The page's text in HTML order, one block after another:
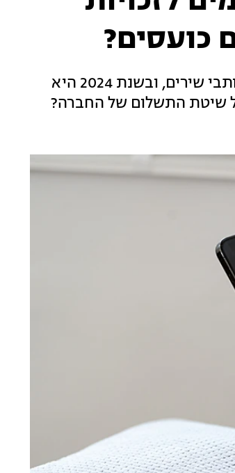
כועסים?
חברת ספוטיפיי משלמת יותר ויותר בכל שנה לאומנים ולכותבי שירים, ובשנת 2024 היא
שיטת התשלום של החברה?